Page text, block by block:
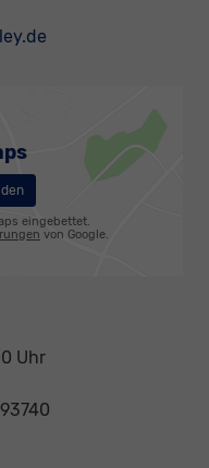
eingebettet.
von Google.
Uhr